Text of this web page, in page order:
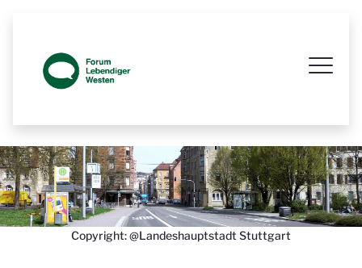
Copyright: @Landeshauptstadt Stuttgart